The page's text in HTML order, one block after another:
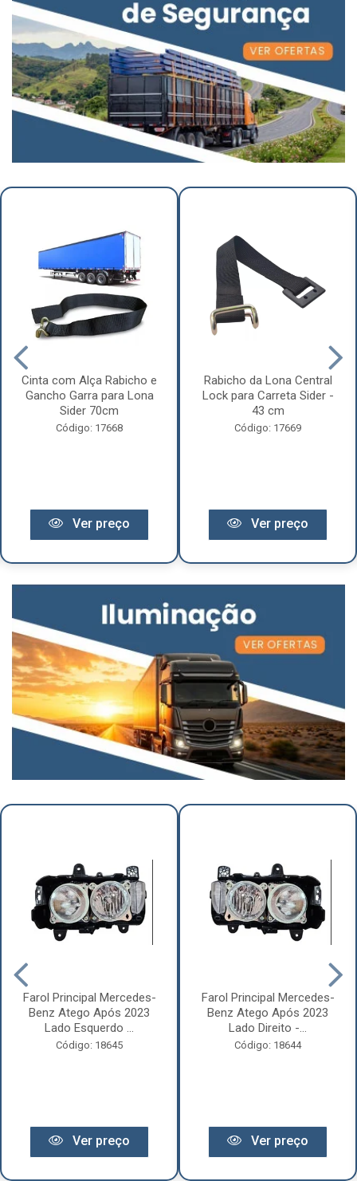
Cinta com Alça Rabicho e
Gancho Garra para Lona
Sider 70cm
Código: 17668
Ver preço
Rabicho da Lona Central
Lock para Carreta Sider -
43 cm
Código: 17669
Ver preço
Farol Principal Mercedes-
Benz Atego Após 2023
Lado Esquerdo ...
Código: 18645
Ver preço
Farol Principal Mercedes-
Benz Atego Após 2023
Lado Direito -...
Código: 18644
Ver preço